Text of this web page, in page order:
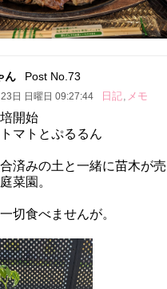
ん Post No.73
日 日曜日 09:27:44 日記, メモ
開始
マトとぷるるん
済みの土と一緒に苗木が売
菜園。
切食べませんが。